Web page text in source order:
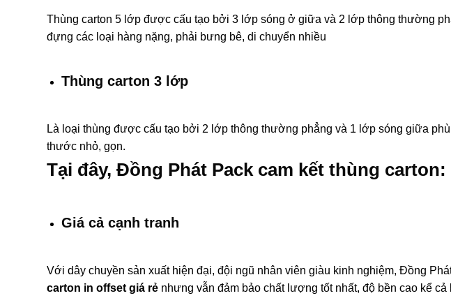
Thùng carton 5 lớp được cấu tạo bởi 3 lớp sóng ở giữa và 2 lớp thông thường
đựng các loại hàng nặng, phải bưng bê, di chuyển nhiều
Thùng carton 3 lớp
Là loại thùng được cấu tạo bởi 2 lớp thông thường phẳng và 1 lớp sóng giữa
thước nhỏ, gọn.
Tại đây, Đồng Phát Pack cam kết thùng carton:
Giá cả cạnh tranh
Với dây chuyền sản xuất hiện đại, đội ngũ nhân viên giàu kinh nghiệm, Đồng
carton in offset giá rẻ nhưng vẫn đảm bảo chất lượng tốt nhất, độ bền cao kể cả